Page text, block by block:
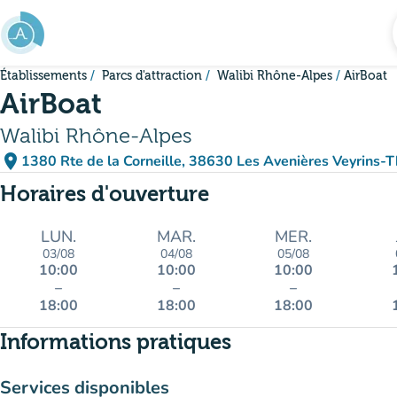
Aller au contenu principal
Établissements Parcs d'attraction Walibi Rhône-Alpes AirBoat
AirBoat
Walibi Rhône-Alpes
place 1380 Rte de la Corneille, 38630 Les Avenières Veyrins-
(ouvrir dans Google
(nouvel onglet)
Horaires d'ouverture
LUN.
03/08
10:00
–
18:00
MAR.
04/08
10:00
–
18:00
MER.
05/08
10:00
–
18:00
Informations pratiques
Services disponibles